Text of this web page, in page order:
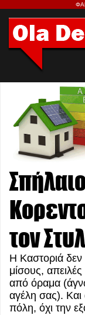
τον
Η Καστοριά δεν
μίσους,
από όραμα
αγέλη σας).
πόλη, όχι την